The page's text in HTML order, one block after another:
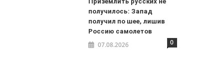
получилось: Запад
получил по шее, лишив
Россию самолетов
07.08.2026 0